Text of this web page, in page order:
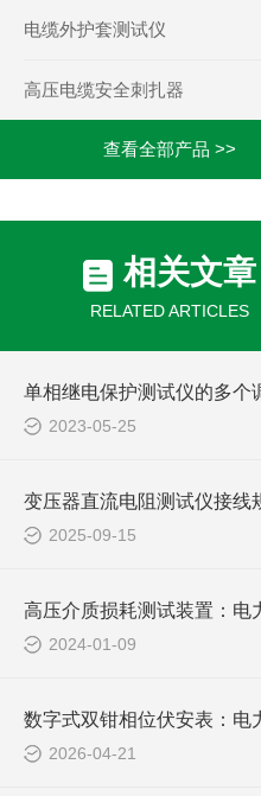
电缆外护套测试仪
高压电缆安全刺扎器
查看全部产品 >>
相关文章
RELATED ARTICLES
2023-05-25
2025-09-15
2024-01-09
2026-04-21